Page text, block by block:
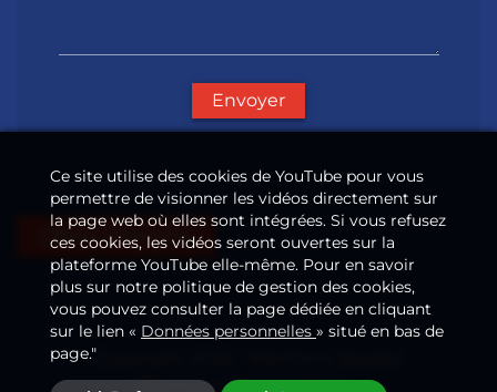
Envoyer
Offres d'emploi
Copyright 2026
—
Données personnelles—
Ce site utilise des cookies de YouTube pour vous
permettre de visionner les vidéos directement sur
la page web où elles sont intégrées. Si vous refusez
ces cookies, les vidéos seront ouvertes sur la
plateforme YouTube elle-même. Pour en savoir
plus sur notre politique de gestion des cookies,
vous pouvez consulter la page dédiée en cliquant
sur le lien « Données personnelles » situé en bas de
page."